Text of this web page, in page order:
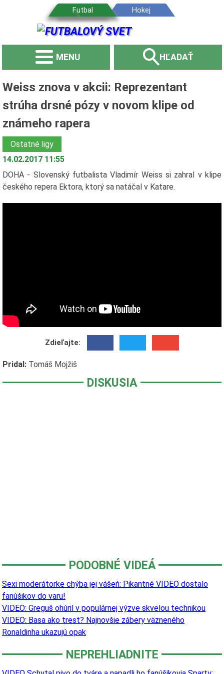
MENU HĽADAŤ
Weiss znova v akcii: Reprezentant
strúha drsné pózy v novom klipe od
známeho rapera
Ostatné ligy
14.02.2017 11:55
DOHA - Slovenský futbalista Vladimír Weiss si zahral v klipe
českého repera Ektora, ktorý sa natáčal v Katare.
Zdieľajte:
Pridal: Tomáš Mojžiš
DISKUSIA
PODOBNÉ VIDEÁ
Sexi moderátorke chýba jej vášeň: Pikantné VIDEO dostalo
fanúšikov do varu!
VIDEO: Greguš ohúril v populárnej výzve skvelou technikou
VIDEO: Basa ako trest? Najnovšie zábery väzneného
Ronaldinha ukazujú opak
NEPREHLIADNITE